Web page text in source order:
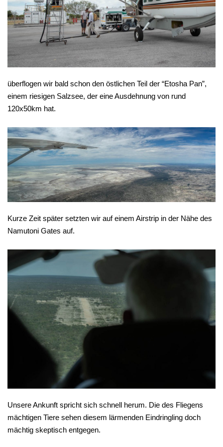
überflogen wir bald schon den östlichen Teil der “Etosha Pan”,
einem riesigen Salzsee, der eine Ausdehnung von rund
120x50km hat.
Kurze Zeit später setzten wir auf einem Airstrip in der Nähe des
Namutoni Gates auf.
Unsere Ankunft spricht sich schnell herum. Die des Fliegens
mächtigen Tiere sehen diesem lärmenden Eindringling doch
mächtig skeptisch entgegen.